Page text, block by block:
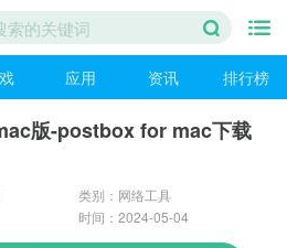
应用 资讯 排行榜
版-postbox for mac下载
类别：网络工具
时间：2024-05-04